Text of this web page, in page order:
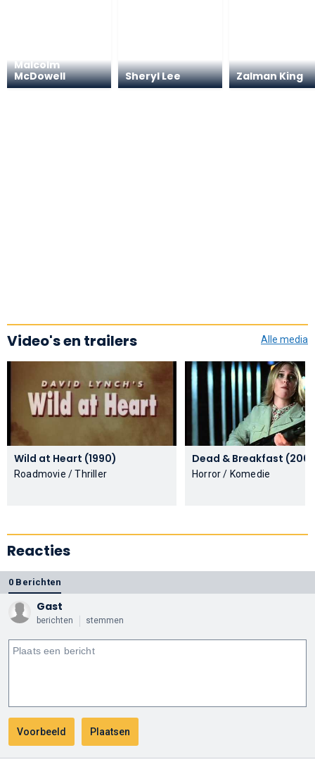
Malcolm
McDowell
Sheryl Lee Zalman King
Video's en trailers Alle media
Wild at Heart (1990)
Roadmovie / Thriller
Dead & Breakfast
Horror / Komedie
Reacties
0 Berichten
Gast
berichten stemmen